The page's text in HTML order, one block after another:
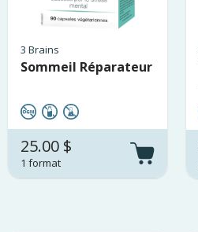
3 Brains
Sommeil Réparateur
25.00 $
1 format